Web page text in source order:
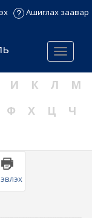
Ашиглах заавар
Menu
И К Л
М
Ф Х Ц
Ч